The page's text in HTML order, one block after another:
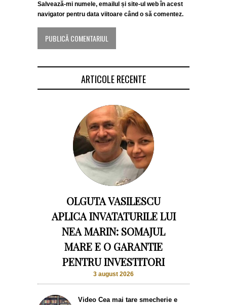
Salvează-mi numele, emailul și site-ul web în acest
navigator pentru data viitoare când o să comentez.
ARTICOLE RECENTE
OLGUTA VASILESCU
APLICA INVATATURILE LUI
NEA MARIN: SOMAJUL
MARE E O GARANTIE
PENTRU INVESTITORI
3 august 2026
Video Cea mai tare smecherie e